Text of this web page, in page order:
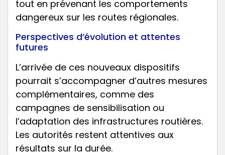
tout en prévenant les comportements
dangereux sur les routes régionales.
Perspectives d’évolution et attentes
futures
L’arrivée de ces nouveaux dispositifs
pourrait s’accompagner d’autres mesures
complémentaires, comme des
campagnes de sensibilisation ou
l’adaptation des infrastructures routières.
Les autorités restent attentives aux
résultats sur la durée.